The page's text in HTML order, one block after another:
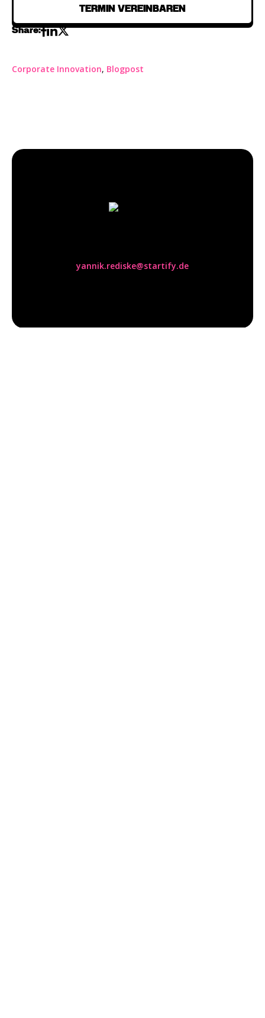
TERMIN VEREINBAREN
Share:
Corporate Innovation, Blogpost
yannik.rediske@startify.de